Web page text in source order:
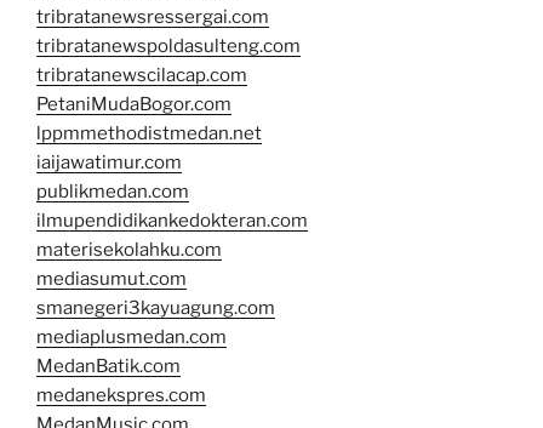
tribratanewsressergai.com
tribratanewspoldasulteng.com
tribratanewscilacap.com
PetaniMudaBogor.com
lppmmethodistmedan.net
iaijawatimur.com
publikmedan.com
ilmupendidikankedokteran.com
materisekolahku.com
mediasumut.com
smanegeri3kayuagung.com
mediaplusmedan.com
MedanBatik.com
medanekspres.com